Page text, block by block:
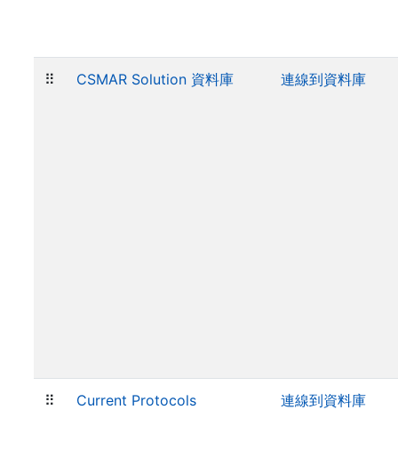
⠿ CSMAR Solution 資料庫 連線到資料庫
⠿ Current Protocols 連線到資料庫